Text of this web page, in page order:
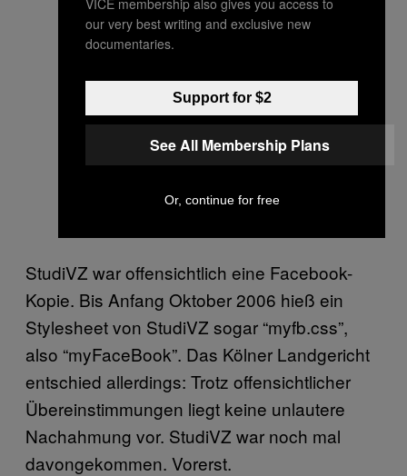
StudiVZ war offensichtlich eine Facebook-
Kopie. Bis Anfang Oktober 2006 hieß ein
Stylesheet von StudiVZ sogar “myfb.css”,
also “myFaceBook”. Das Kölner Landgericht
entschied allerdings: Trotz offensichtlicher
Übereinstimmungen liegt keine unlautere
Nachahmung vor. StudiVZ war noch mal
davongekommen. Vorerst.
our very best writing and exclusive new
documentaries.
Support for $2
See All Membership Plans
Or, continue for free